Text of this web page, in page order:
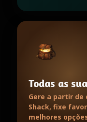
Todas as
Gere a partir de
Shack, fixe
melhores